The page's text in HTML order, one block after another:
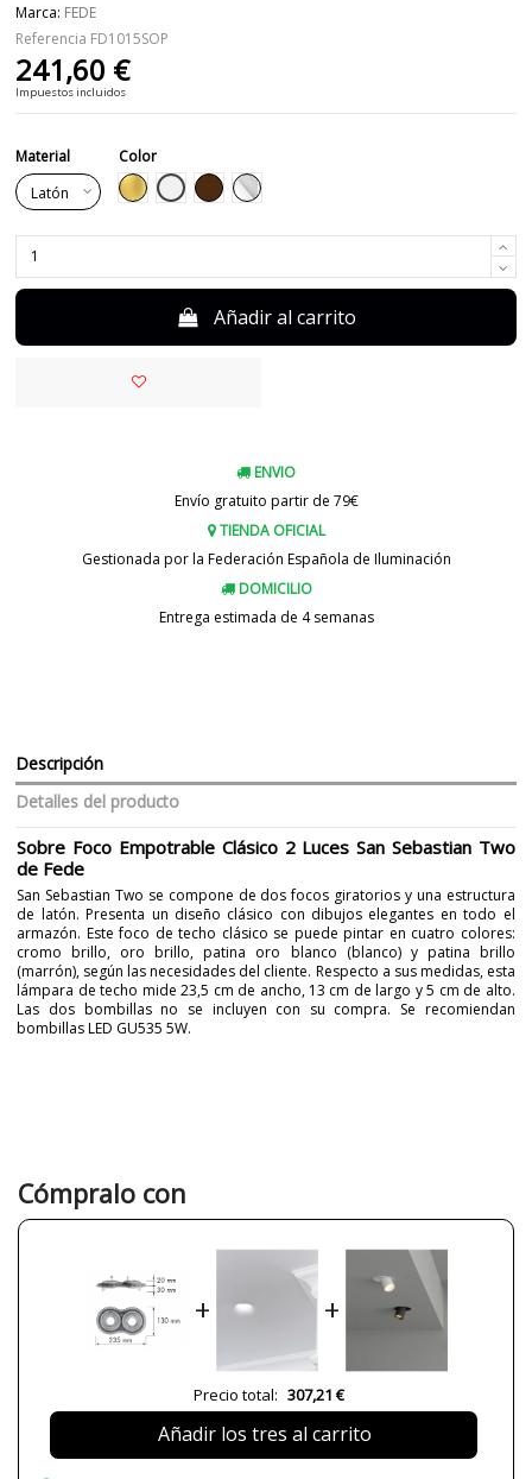
Marca: FEDE
Referencia FD1015SOP
241,60 €
Impuestos incluidos
Material
Color
DoradoBlanco MarrónCromo
Añadir al carrito
ENVIO
Envío gratuito partir de 79€
TIENDA OFICIAL
Gestionada por la Federación Española de Iluminación
DOMICILIO
Entrega estimada de 4 semanas
Descripción
Detalles del producto
Sobre Foco Empotrable Clásico 2 Luces San Sebastian Two
de Fede
San Sebastian Two se compone de dos focos giratorios y una estructura
de latón. Presenta un diseño clásico con dibujos elegantes en todo el
armazón. Este foco de techo clásico se puede pintar en cuatro colores:
cromo brillo, oro brillo, patina oro blanco (blanco) y patina brillo
(marrón), según las necesidades del cliente. Respecto a sus medidas, esta
lámpara de techo mide 23,5 cm de ancho, 13 cm de largo y 5 cm de alto.
Las dos bombillas no se incluyen con su compra. Se recomiendan
bombillas LED GU535 5W.
Peso Neto (KG)
2
Plazo de Envío
4 semanas
Alimentación
Potencia en Vatios
2 x máx. 5W
Protección IP
IP20
Cómpralo con
+ +
Precio total: 307,21 €
Añadir los tres al carrito